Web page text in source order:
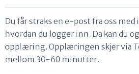
Du får straks en e-post fra oss
hvordan du logger inn. Da kan du
opplæring. Opplæringen skjer via
mellom 30-60 minutter.